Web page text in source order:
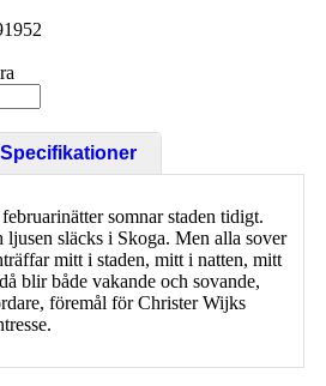
Specifikationer
somnar staden tidigt.
ljusen släcks i Skoga. Men alla sover
mitt i staden, mitt i natten, mitt
blir både vakande och sovande,
föremål för Christer Wijks